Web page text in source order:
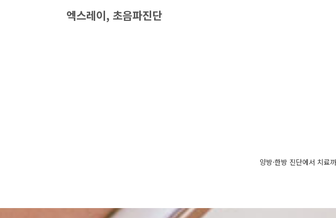
엑스레이, 초음파진단
양방·한방 진단에서 치료